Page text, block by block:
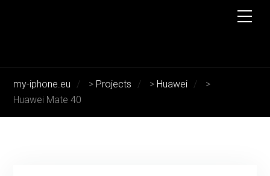
my-iphone.eu > Projects > Huawei
>
Huawei Mate 40